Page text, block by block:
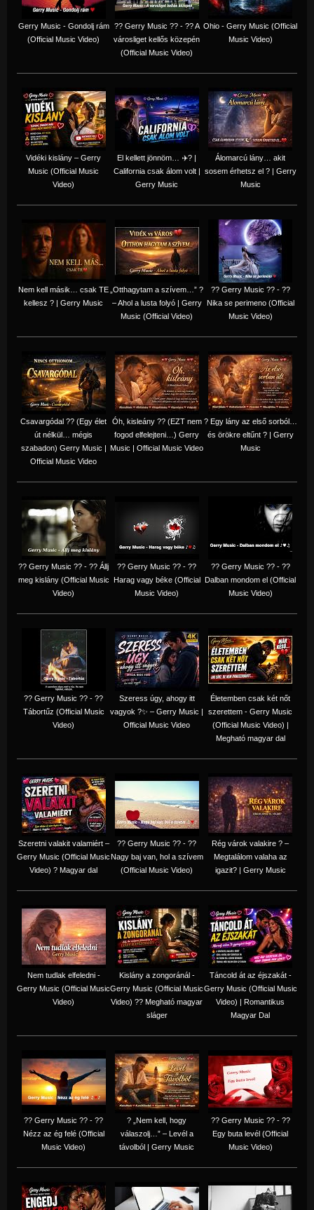
Gerry Music - Gondolj rám
(Official Music Video)
?? Gerry Music ?? - ?? A
városliget kellős közepén
(Official Music Video)
Ohio - Gerry Music (Official
Music Video)
Vidéki kislány – Gerry
Music (Official Music
Video)
El kellett jönnöm… ✈️? |
California csak álom volt |
Gerry Music
Álomarcú lány… akit
sosem érhetsz el ? | Gerry
Music
Nem kell másik… csak TE
kellesz ? | Gerry Music
„Otthagytam a szívem…” ?
– Ahol a lusta folyó | Gerry
Music (Official Video)
?? Gerry Music ?? - ??
Nika se perimeno (Official
Music Video)
Csavargódal ?? (Egy élet
út nélkül… mégis
szabadon) Gerry Music |
Official Music Video
Óh, kisleány ?? (EZT nem
fogod elfelejteni…) Gerry
Music | Official Music Video
? Egy lány az első sorból…
és örökre eltűnt ? | Gerry
Music
?? Gerry Music ?? - ?? Állj
meg kislány (Official Music
Video)
?? Gerry Music ?? - ??
Harag vagy béke (Official
Music Video)
?? Gerry Music ?? - ??
Dalban mondom el (Official
Music Video)
?? Gerry Music ?? - ??
Tábortűz (Official Music
Video)
Szeress úgy, ahogy itt
vagyok ?✨ – Gerry Music |
Official Music Video
Életemben csak két nőt
szerettem - Gerry Music
(Official Music Video) |
Megható magyar dal
Szeretni valakit valamiért –
Gerry Music (Official Music
Video) ? Magyar dal
?? Gerry Music ?? - ??
Nagy baj van, hol a szívem
(Official Music Video)
Rég várok valakire ? –
Megtalálom valaha az
igazit? | Gerry Music
Nem tudlak elfeledni -
Gerry Music (Official Music
Video)
Kislány a zongoránál -
Gerry Music (Official Music
Video) ?? Megható magyar
sláger
Táncold át az éjszakát -
Gerry Music (Official Music
Video) | Romantikus
Magyar Dal
?? Gerry Music ?? - ??
Nézz az ég felé (Official
Music Video)
? „Nem kell, hogy
válaszolj…” – Levél a
távolból | Gerry Music
?? Gerry Music ?? - ??
Egy buta levél (Official
Music Video)